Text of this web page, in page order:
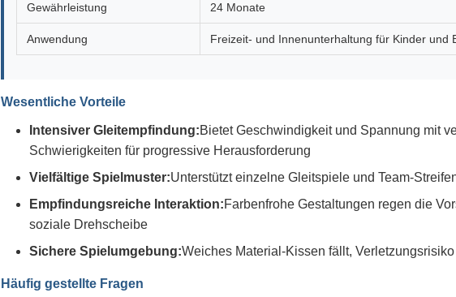
Gewährleistung 24 Monate
Anwendung Freizeit- und Innenunterhaltung für Kinder und
Wesentliche Vorteile
Intensiver Gleitempfindung:Bietet Geschwindigkeit und Spannung mit
Schwierigkeiten für progressive Herausforderung
Vielfältige Spielmuster:Unterstützt einzelne Gleitspiele und Team-
Empfindungsreiche Interaktion:Farbenfrohe Gestaltungen regen die
soziale Drehscheibe
Sichere Spielumgebung:Weiches Material-Kissen fällt,
Häufig gestellte Fragen